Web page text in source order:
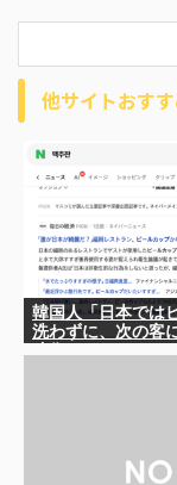
他サイトおす
韓国人「日本では
洗わずに、次の客